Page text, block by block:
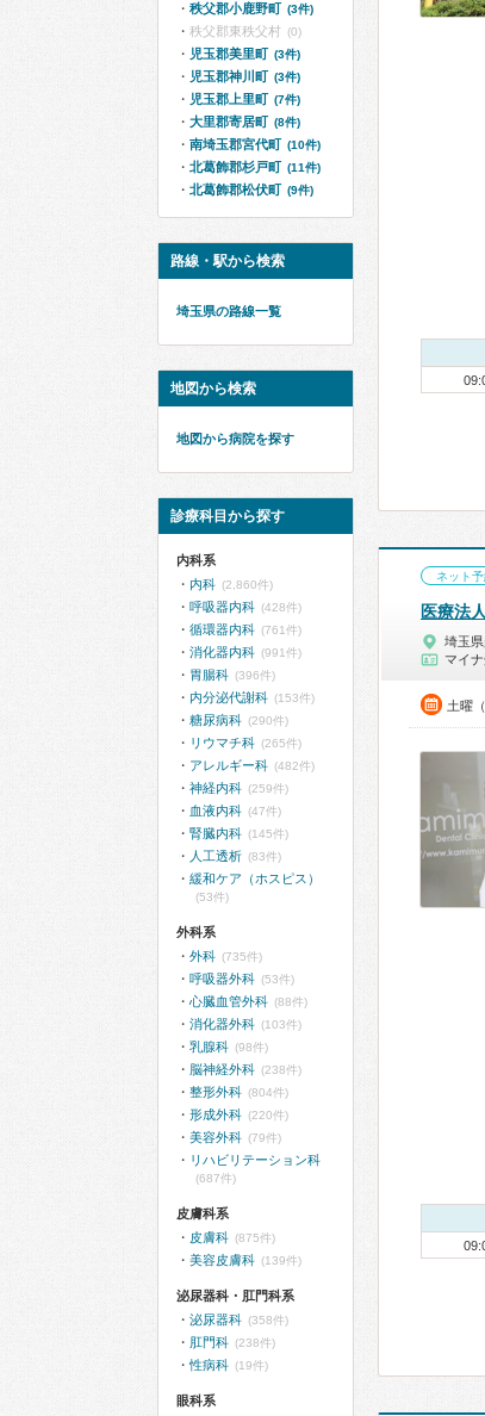
ネット
医療法
埼玉
マイ
土曜
秩父郡小鹿野町 (3件)
秩父郡東秩父村 (0)
児玉郡美里町 (3件)
児玉郡神川町 (3件)
児玉郡上里町 (7件)
大里郡寄居町 (8件)
南埼玉郡宮代町 (10件)
北葛飾郡杉戸町 (11件)
北葛飾郡松伏町 (9件)
路線・駅から検索
埼玉県の路線一覧
地図から検索
地図から病院を探す
診療科目から探す
内科系
内科 (2,860件)
呼吸器内科 (428件)
循環器内科 (761件)
消化器内科 (991件)
胃腸科 (396件)
内分泌代謝科 (153件)
糖尿病科 (290件)
リウマチ科 (265件)
アレルギー科 (482件)
神経内科 (259件)
血液内科 (47件)
腎臓内科 (145件)
人工透析 (83件)
緩和ケア（ホスピス）
(53件)
外科系
外科 (735件)
呼吸器外科 (53件)
心臓血管外科 (88件)
消化器外科 (103件)
乳腺科 (98件)
脳神経外科 (238件)
整形外科 (804件)
形成外科 (220件)
美容外科 (79件)
リハビリテーション科
(687件)
皮膚科系
皮膚科 (875件)
美容皮膚科 (139件)
泌尿器科・肛門科系
泌尿器科 (358件)
肛門科 (238件)
性病科 (19件)
眼科系